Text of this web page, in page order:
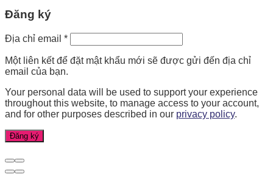
Đăng ký
Địa chỉ email *
Một liên kết để đặt mật khẩu mới sẽ được gửi đến địa chỉ
email của bạn.
Your personal data will be used to support your experience
throughout this website, to manage access to your account,
and for other purposes described in our privacy policy.
Đăng ký